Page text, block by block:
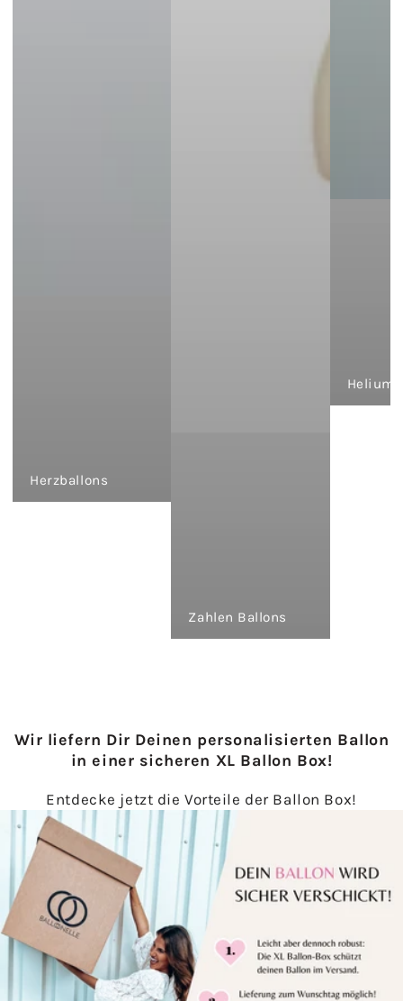
Herzballons
Zahlen Ballons
Wir liefern Dir Deinen personalisierten Ballon
in einer sicheren XL Ballon Box!
Entdecke jetzt die Vorteile der Ballon Box!